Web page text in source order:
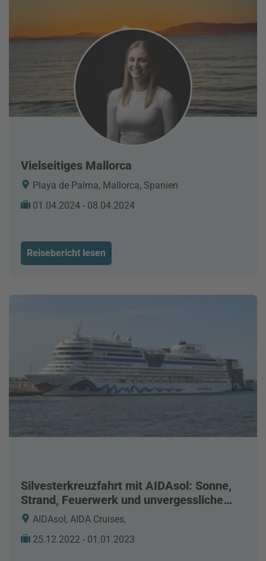
Vielseitiges Mallorca
Playa de Palma, Mallorca, Spanien
01.04.2024 - 08.04.2024
Reisebericht lesen
Silvesterkreuzfahrt mit AIDAsol: Sonne,
Strand, Feuerwerk und unvergessliche
Erlebnisse
AIDAsol, AIDA Cruises,
25.12.2022 - 01.01.2023